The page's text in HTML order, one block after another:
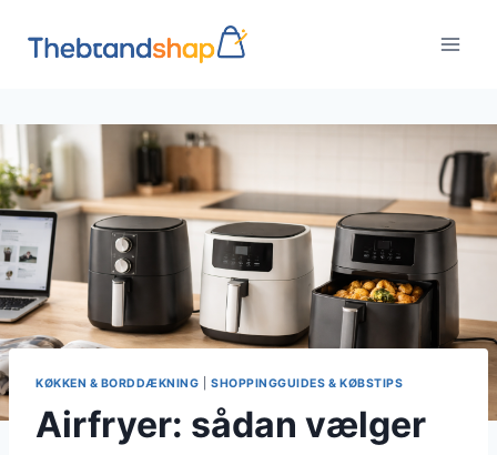
indhold
KØKKEN & BORDDÆKNING |SHOPPINGGUIDES & KØBSTIPS
Airfryer: sådan vælger